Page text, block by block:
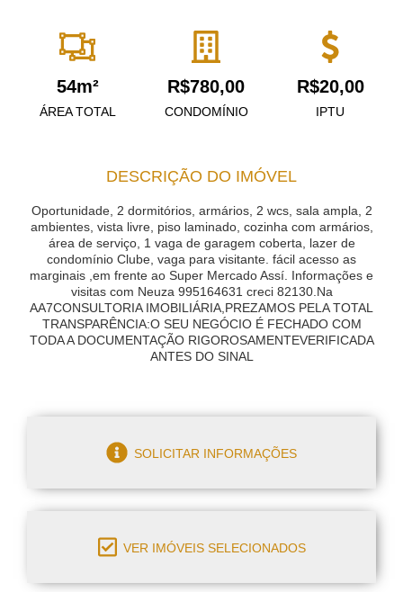
54m²
ÁREA TOTAL
R$780,00
CONDOMÍNIO
R$20,00
IPTU
DESCRIÇÃO DO IMÓVEL
Oportunidade, 2 dormitórios, armários, 2 wcs, sala ampla, 2
ambientes, vista livre, piso laminado, cozinha com armários,
área de serviço, 1 vaga de garagem coberta, lazer de
condomínio Clube, vaga para visitante. fácil acesso as
marginais ,em frente ao Super Mercado Assí. Informações e
visitas com Neuza 995164631 creci 82130.Na
AA7CONSULTORIA IMOBILIÁRIA,PREZAMOS PELA TOTAL
TRANSPARÊNCIA:O SEU NEGÓCIO É FECHADO COM
TODA A DOCUMENTAÇÃO RIGOROSAMENTEVERIFICADA
ANTES DO SINAL
SOLICITAR INFORMAÇÕES
VER IMÓVEIS SELECIONADOS